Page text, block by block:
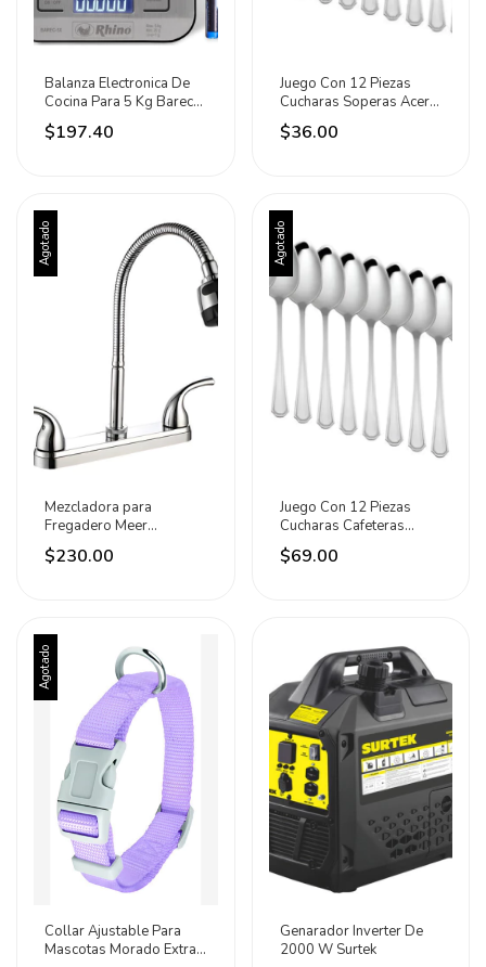
Balanza Electronica De
Cocina Para 5 Kg Barec-
5x Rhino Gris 5 Kg
$197.40
Juego Con 12 Piezas
Cucharas Soperas Acero
Inoxidable Lion Cromado
$36.00
Agotado
Mezcladora para
Fregadero Meer
Cromada con Cuello
Flexible
$230.00
Agotado
Juego Con 12 Piezas
Cucharas Cafeteras
Acero Inoxidable Lion
Plateado
$69.00
Agotado
Collar Ajustable Para
Mascotas Morado Extra
Genarador Inverter De
2000 W Surtek